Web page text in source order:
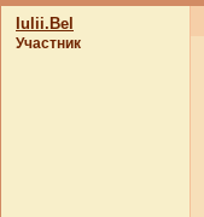
Iulii.Bel
Участник